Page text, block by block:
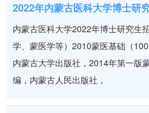
外国语学院
卫生管理学院
资料来源:[20]备注:具体招生专业详
2022年内蒙古医科大学博士研
内蒙古医科大学2022年博士研究生
学、蒙医学等）2010蒙医基础（
内蒙古大学出版社，2014年第一版
编，内蒙古人民出版社，